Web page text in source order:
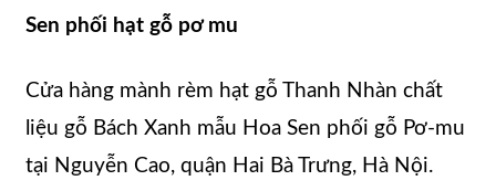
Sen phối hạt gỗ pơ mu
Cửa hàng mành rèm hạt gỗ Thanh Nhàn chất
liệu gỗ Bách Xanh mẫu Hoa Sen phối gỗ Pơ-mu
tại Nguyễn Cao, quận Hai Bà Trưng, Hà Nội.